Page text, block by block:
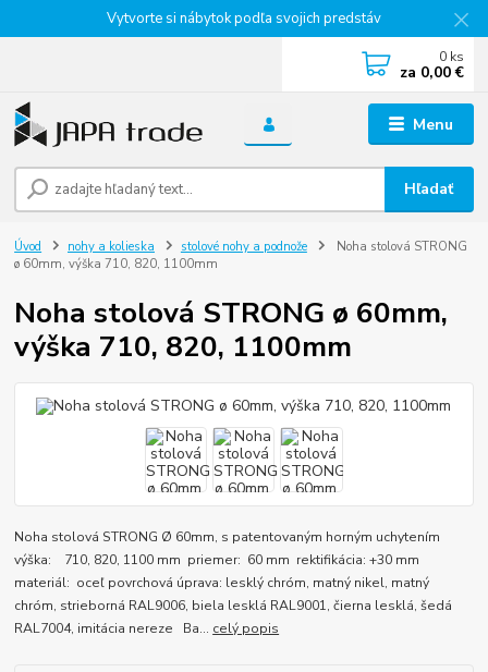
Vytvorte si nábytok podľa svojich predstáv
Menu
Hľadať
0 ks
za 0,00 €
Úvod nohy a kolieska stolové nohy a podnože
Noha stolová STRONG
ø 60mm, výška 710, 820, 1100mm
Noha stolová STRONG ø 60mm,
výška 710, 820, 1100mm
Noha stolová STRONG Ø 60mm, s patentovaným horným uchytením
výška: 710, 820, 1100 mm priemer: 60 mm rektifikácia: +30 mm
materiál: oceľ povrchová úprava: lesklý chróm, matný nikel, matný
chróm, strieborná RAL9006, biela lesklá RAL9001, čierna lesklá, šedá
RAL7004, imitácia nereze Ba... celý popis